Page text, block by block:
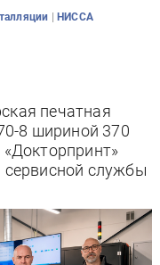
|НИССА
печатная
8 шириной 370
сервисной службы